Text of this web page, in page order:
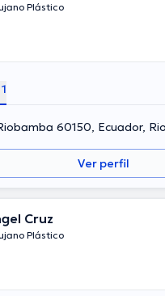
Plástico
60150, Ecuador,
Ver perfil
Cruz
Plástico